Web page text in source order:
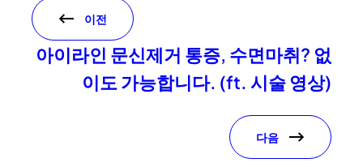
이전
아이라인 문신제거 통증, 수면마취? 없
이도 가능합니다. (ft. 시술 영상)
다음